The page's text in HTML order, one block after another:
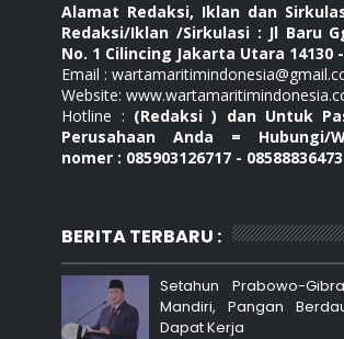
Alamat Redaksi, Iklan dan
Redaksi/Iklan /Sirkulasi : Jl Baru
No. 1 Cilincing Jakarta Utara 14130
Email :
Website:
Hotline : (Redaksi ) dan Untuk
Perusahaan Anda = Hubungi/
nomer : 085903126717 -
BERITA TERBARU :
Setahun Prabowo-
Mandiri, Pangan
Dapat Kerja